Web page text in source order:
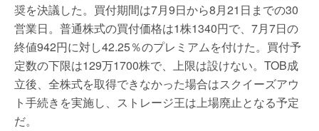
奨を決議した。買付期間は7月9日から8月21日までの30
営業日。普通株式の買付価格は1株1340円で、7月7日の
終値942円に対し42.25％のプレミアムを付けた。買付予
定数の下限は129万1700株で、上限は設けない。TOB成
立後、全株式を取得できなかった場合はスクイーズアウ
ト手続きを実施し、ストレージ王は上場廃止となる予定
だ。